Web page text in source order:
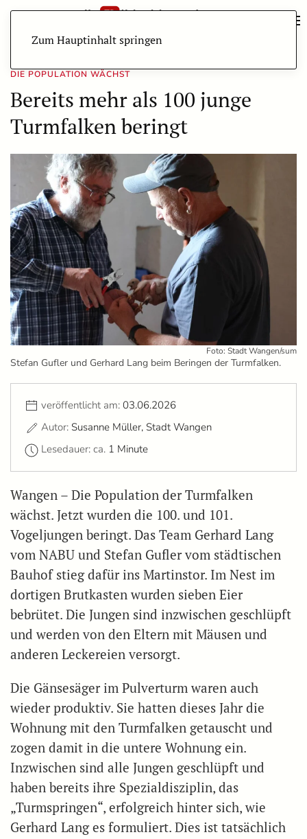
Zum Hauptinhalt springen
DIE POPULATION WÄCHST
Bereits mehr als 100 junge
Turmfalken beringt
Foto: Stadt Wangen/sum
Stefan Gufler und Gerhard Lang beim Beringen der Turmfalken.
veröffentlicht am: 03.06.2026
Autor: Susanne Müller, Stadt Wangen
Lesedauer: ca. 1 Minute
Wangen – Die Population der Turmfalken
wächst. Jetzt wurden die 100. und 101.
Vogeljungen beringt. Das Team Gerhard Lang
vom NABU und Stefan Gufler vom städtischen
Bauhof stieg dafür ins Martinstor. Im Nest im
dortigen Brutkasten wurden sieben Eier
bebrütet. Die Jungen sind inzwischen geschlüpft
und werden von den Eltern mit Mäusen und
anderen Leckereien versorgt.
Die Gänsesäger im Pulverturm waren auch
wieder produktiv. Sie hatten dieses Jahr die
Wohnung mit den Turmfalken getauscht und
zogen damit in die untere Wohnung ein.
Inzwischen sind alle Jungen geschlüpft und
haben bereits ihre Spezialdisziplin, das
„Turmspringen“, erfolgreich hinter sich, wie
Gerhard Lang es formuliert. Dies ist tatsächlich